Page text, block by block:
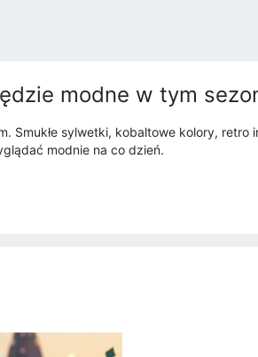
modne w tym
Smukłe sylwetki, kobaltowe kolory, retro
modnie na co dzień.